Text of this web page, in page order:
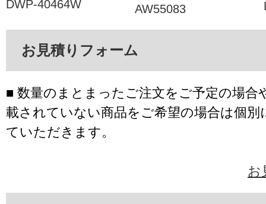
DWP-40464W AW55083
お見積りフォーム
■ 数量のまとまったご注文をご予定の場合
載されていない商品をご希望の場合は個別
ていただきます。
お